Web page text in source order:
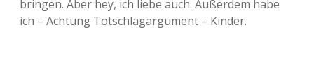
Wandnotizen
Adventskalender 2014
bringen. Aber hey, ich liebe auch. Außerdem habe
ich – Achtung Totschlagargument – Kinder.